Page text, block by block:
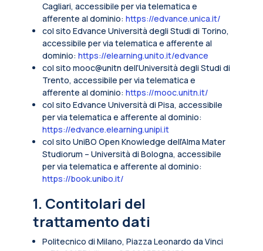
Cagliari, accessibile per via telematica e
afferente al dominio: https://edvance.unica.it/
col sito Edvance Università degli Studi di Torino,
accessibile per via telematica e afferente al
dominio: https://elearning.unito.it/edvance
col sito mooc@unitn dell’Università degli Studi di
Trento, accessibile per via telematica e
afferente al dominio: https://mooc.unitn.it/
col sito Edvance Università di Pisa, accessibile
per via telematica e afferente al dominio:
https://edvance.elearning.unipi.it
col sito UniBO Open Knowledge dell’Alma Mater
Studiorum – Università di Bologna, accessibile
per via telematica e afferente al dominio:
https://book.unibo.it/
1. Contitolari del
trattamento dati
Politecnico di Milano, Piazza Leonardo da Vinci